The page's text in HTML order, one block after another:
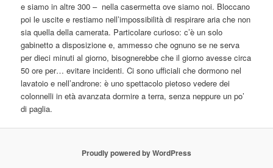
e siamo in altre 300 – nella casermetta ove siamo noi. Bloccano
poi le uscite e restiamo nell’impossibilità di respirare aria che non
sia quella della camerata. Particolare curioso: c’è un solo
gabinetto a disposizione e, ammesso che ognuno se ne serva
per dieci minuti al giorno, bisognerebbe che il giorno avesse circa
50 ore per… evitare incidenti. Ci sono ufficiali che dormono nel
lavatoio e nell’androne: è uno spettacolo pietoso vedere dei
colonnelli in età avanzata dormire a terra, senza neppure un po’
di paglia.
Proudly powered by WordPress